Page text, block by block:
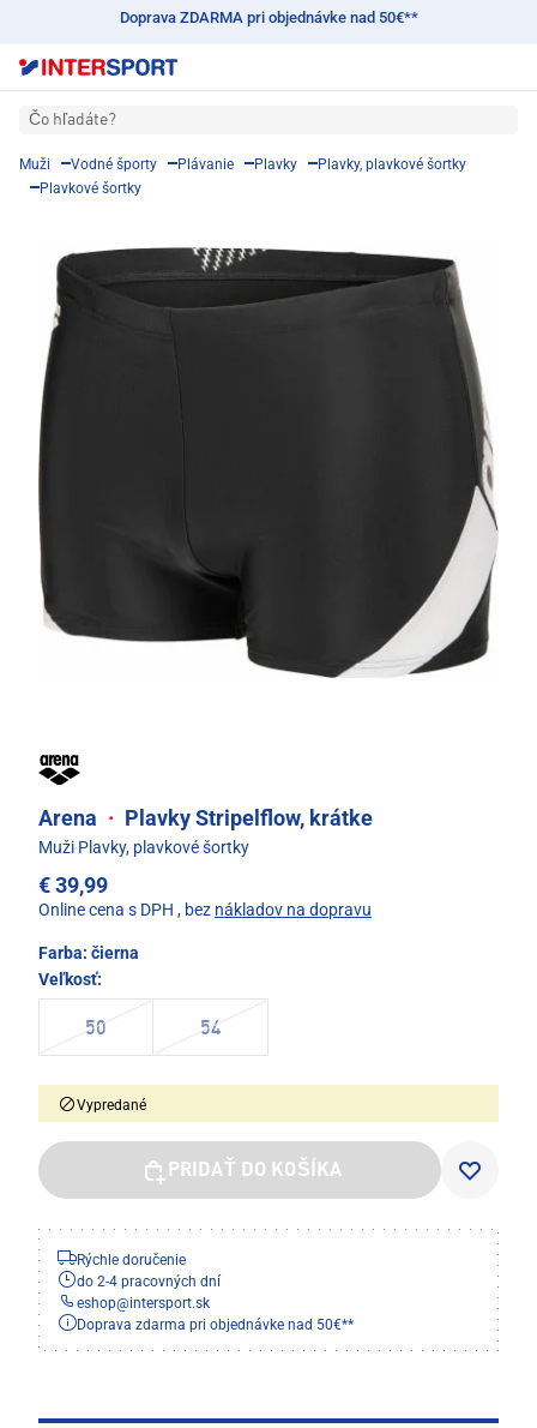
Doprava ZDARMA pri objednávke nad 50€**
Čo hľadáte?
Muži Vodné športy Plávanie Plavky
Plavky, plavkové šortky
Plavkové šortky
Arena · Plavky Stripelflow, krátke
Muži Plavky, plavkové šortky
€ 39,99
Online cena s DPH , bez nákladov na dopravu
Farba: čierna
Veľkosť:
50 54
Vypredané
PRIDAŤ DO KOŠÍKA
Rýchle doručenie
do 2-4 pracovných dní
eshop@intersport.sk
Doprava zdarma pri objednávke nad 50€**